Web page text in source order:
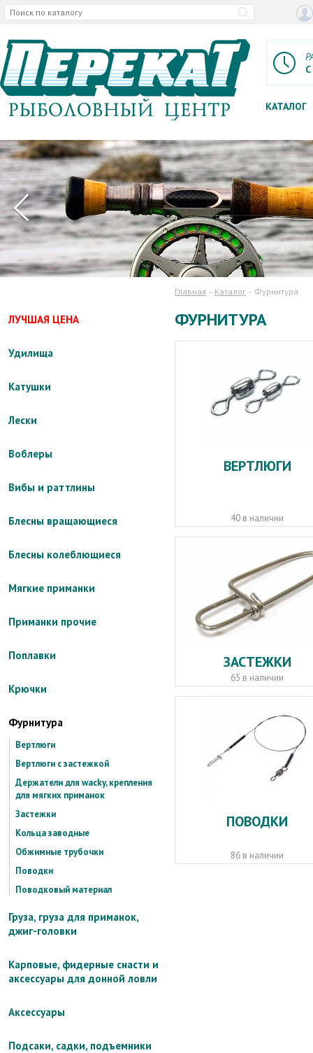
КАТАЛОГ
ЛУЧШАЯ ЦЕНА
Удилища
Катушки
Лески
Воблеры
Вибы и раттлины
Блесны вращающиеся
Блесны колеблющиеся
Мягкие приманки
Приманки прочие
Поплавки
Крючки
Фурнитура
Вертлюги
Вертлюги с застежкой
Держатели для wacky, крепления
для мягких приманок
Застежки
Кольца заводные
Обжимные трубочки
Поводки
Поводковый материал
Груза, груза для приманок,
джиг-головки
Карповые, фидерные снасти и
аксессуары для донной ловли
Аксессуары
Подсаки, садки, подъемники
Главная Каталог Фурнитура
ФУРНИТУРА
ВЕРТЛЮГИ
40 в наличии
ЗАСТЕЖКИ
65 в наличии
ПОВОДКИ
86 в наличии